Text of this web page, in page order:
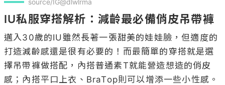
打造減齡感還是很有必要的！而最簡單的穿搭就是選
擇吊帶褲做搭配，內搭普通素T就能營造想造的俏皮
感；內搭平口上衣、BraTop則可以增添一些小性感。
吊帶褲垂墜感的設計還能在不經意間營造拉長效果，
輕鬆穿出超好比例。